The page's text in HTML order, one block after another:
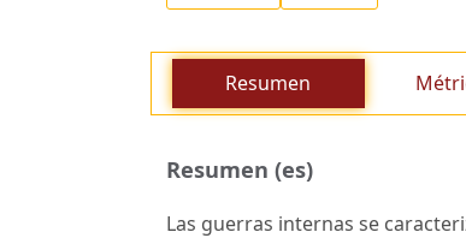
Resumen
Resumen (es)
Las guerras internas se